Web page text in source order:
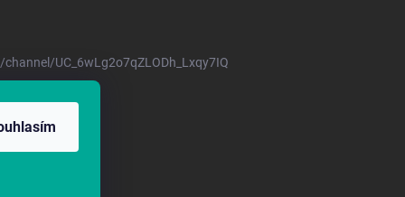
UC_6wLg2o7qZLODh_Lxqy7IQ